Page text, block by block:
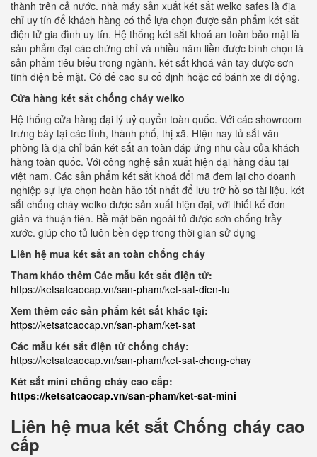
thành trên cả nước. nhà máy sản xuất két sắt welko safes là địa
chỉ uy tín để khách hàng có thể lựa chọn được sản phẩm két sắt
điện tử gia đình uy tín. Hệ thống két sắt khoá an toàn bảo mật là
sản phẩm đạt các chứng chỉ và nhiều năm liền được bình chọn là
sản phẩm tiêu biểu trong ngành. két sắt khoá vân tay được sơn
tĩnh điện bề mặt. Có đế cao su cố định hoặc có bánh xe di động.
Cửa hàng két sắt chống cháy welko
Hệ thống cửa hàng đại lý uỷ quyển toàn quốc. Với các showroom
trưng bày tại các tỉnh, thành phố, thị xã. HIện nay tủ sắt văn
phòng là địa chỉ bán két sắt an toàn đáp ứng nhu cầu của khách
hàng toàn quốc. Với công nghệ sản xuất hiện đại hàng đầu tại
việt nam. Các sản phẩm két sắt khoá đổi mã đem lại cho doanh
nghiệp sự lựa chọn hoàn hảo tốt nhất để lưu trữ hồ sơ tài liệu. két
sắt chống cháy welko được sản xuất hiện đại, với thiết kế đơn
giản và thuận tiên. Bề mặt bên ngoài tủ được sơn chống trầy
xước. giúp cho tủ luôn bền đẹp trong thời gian sử dụng
Liên hệ mua két sắt an toàn chống cháy
Tham khảo thêm Các mẫu két sắt điện tử:
https://ketsatcaocap.vn/san-pham/ket-sat-dien-tu
Xem thêm các sản phẩm két sắt khác tại:
https://ketsatcaocap.vn/san-pham/ket-sat
Các mẫu két sắt điện tử chống cháy:
https://ketsatcaocap.vn/san-pham/ket-sat-chong-chay
Két sắt mini chống cháy cao cấp:
https://ketsatcaocap.vn/san-pham/ket-sat-mini
Liên hệ mua két sắt Chống cháy cao
cấp